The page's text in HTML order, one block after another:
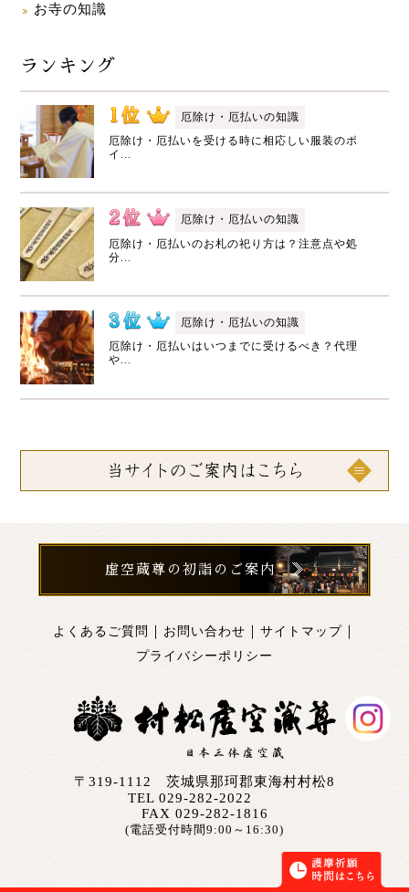
お寺の知識
ランキング
厄除け・厄払いの知識
厄除け・厄払いを受ける時に相応しい服装のポ
イ...
厄除け・厄払いの知識
厄除け・厄払いのお札の祀り方は？注意点や処
分...
厄除け・厄払いの知識
厄除け・厄払いはいつまでに受けるべき？代理
や...
虚空蔵尊の初詣のご案内
よくあるご質問 お問い合わせ サイトマップ｜
プライバシーポリシー
〒319-1112 茨城県那珂郡東海村村松8
TEL 029-282-2022
FAX 029-282-1816
(電話受付時間9:00～16:30)